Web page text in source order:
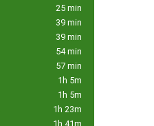
25 min
39 min
39 min
54 min
57 min
1h 5m
1h 5m
1h 23m
1h 41m